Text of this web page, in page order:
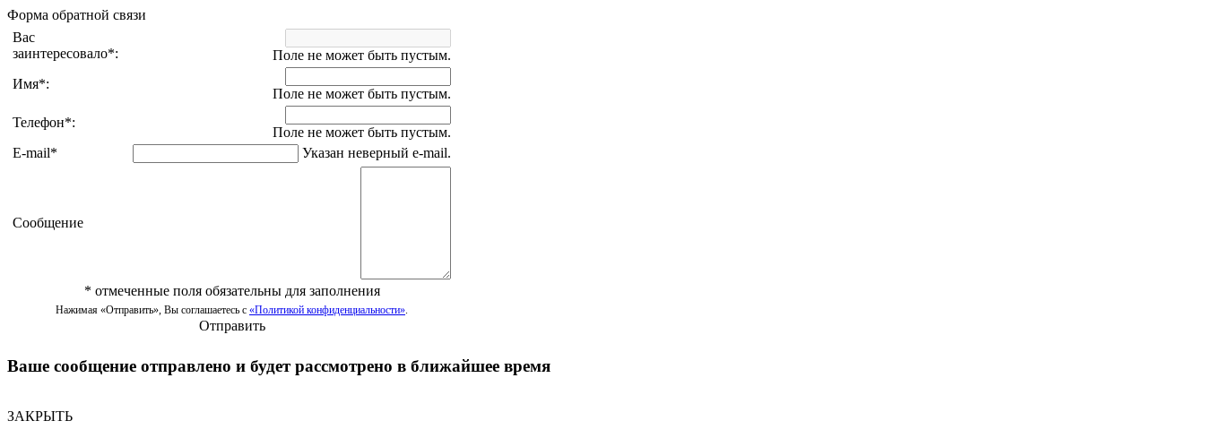
Форма обратной связи
Вас
заинтересовало*:
Поле не может быть пустым.
Имя*:
Поле не может быть пустым.
Телефон*:
Поле не может быть пустым.
E-mail* Указан неверный e-mail.
Сообщение
* отмеченные поля обязательны для заполнения
Нажимая «Отправить», Вы соглашаетесь с «Политикой конфиденциальности».
Отправить
Ваше сообщение отправлено и будет рассмотрено в ближайшее время
ЗАКРЫТЬ